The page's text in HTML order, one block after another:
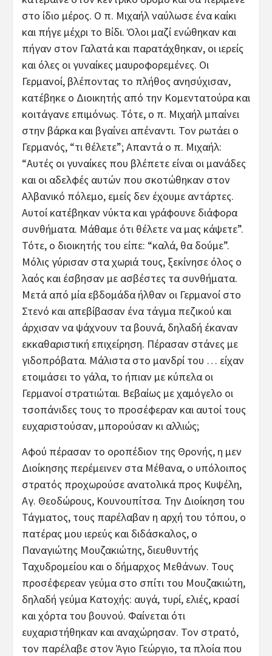
στο ίδιο μέρος. Ο π. Μιχαήλ ναύλωσε ένα καίκι
και πήγε μέχρι το Βίδι. Όλοι μαζί ενώθηκαν και
πήγαν στον Γαλατά και παρατάχθηκαν, οι ιερείς
και όλες οι γυναίκες μαυροφορεμένες. Οι
Γερμανοί, βλέποντας το πλήθος ανησύχισαν,
κατέβηκε ο Διοικητής από την Κομεντατούρα και
κοιτάγανε επιμόνως. Τότε, ο π. Μιχαήλ μπαίνει
στην βάρκα και βγαίνει απέναντι. Τον ρωτάει ο
Γερμανός, “τι θέλετε”; Απαντά ο π. Μιχαήλ:
“Αυτές οι γυναίκες που βλέπετε είναι οι μανάδες
και οι αδελφές αυτών που σκοτώθηκαν στον
Αλβανικό πόλεμο, εμείς δεν έχουμε αντάρτες.
Αυτοί κατέβηκαν νύκτα και γράφουνε διάφορα
συνθήματα. Μάθαμε ότι θέλετε να μας κάψετε”.
Τότε, ο διοικητής του είπε: “καλά, θα δούμε”.
Μόλις γύρισαν στα χωριά τους, ξεκίνησε όλος ο
λαός και έσβησαν με ασβέστες τα συνθήματα.
Μετά από μία εβδομάδα ήλθαν οι Γερμανοί στο
Στενό και απεβίβασαν ένα τάγμα πεζικού και
άρχισαν να ψάχνουν τα βουνά, δηλαδή έκαναν
εκκαθαριστική επιχείρηση. Πέρασαν στάνες με
γιδοπρόβατα. Μάλιστα στο μανδρί του … είχαν
ετοιμάσει το γάλα, το ήπιαν με κύπελα οι
Γερμανοί στρατιώται. Βεβαίως με χαμόγελο οι
τσοπάνιδες τους το προσέφεραν και αυτοί τους
ευχαριστούσαν, μπορούσαν κι αλλιώς;
Αφού πέρασαν το οροπέδιον της Θρονής, η μεν
Διοίκησης περέμεινεν στα Μέθανα, ο υπόλοιπος
στρατός προχωρούσε ανατολικά προς Κυψέλη,
Αγ. Θεοδώρους, Κουνουπίτσα. Την Διοίκηση του
Τάγματος, τους παρέλαβαν η αρχή του τόπου, ο
πατέρας μου ιερεύς και διδάσκαλος, ο
Παναγιώτης Μουζακιώτης, διευθυντής
Ταχυδρομείου και ο δήμαρχος Μεθάνων. Τους
προσέφερεαν γεύμα στο σπίτι του Μουζακιώτη,
δηλαδή γεύμα Κατοχής: αυγά, τυρί, ελιές, κρασί
και χόρτα του βουνού. Φαίνεται ότι
ευχαριστήθηκαν και αναχώρησαν. Τον στρατό,
τον παρέλαβε στον Άγιο Γεώργιο, τα πλοία που